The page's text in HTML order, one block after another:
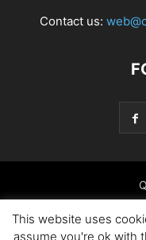
Contact us:
Presentación: El
This website uses
assume you're ok with